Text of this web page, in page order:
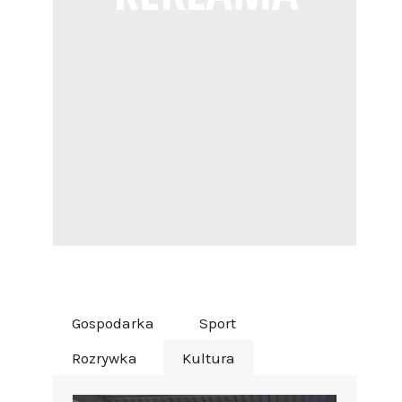
Gospodarka
Sport
Rozrywka
Kultura